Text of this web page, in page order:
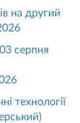
на другий
серпня
технології